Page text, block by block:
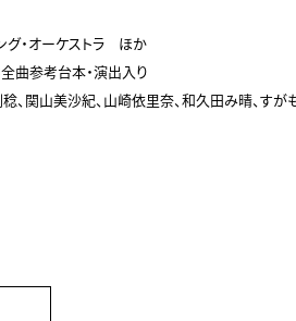
・オーケストラ　ほか
曲参考台本・演出入り